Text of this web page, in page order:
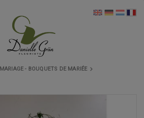
MARIAGE - BOUQUETS DE MARIÉE